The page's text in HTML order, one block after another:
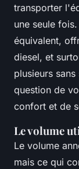
transporter
une seule
équivalent,
diesel, et
plusieurs sans
question de
confort et de
Le volume
Le volume
mais ce qui